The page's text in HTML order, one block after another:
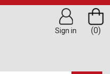
(0)
Sign in